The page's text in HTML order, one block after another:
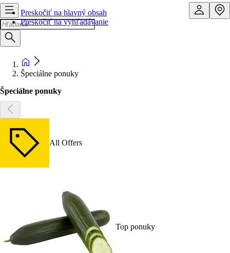
Preskočiť na hlavný obsah
Preskočiť na vyhľadávanie
Špeciálne ponuky
Špeciálne ponuky
All Offers
Top ponuky